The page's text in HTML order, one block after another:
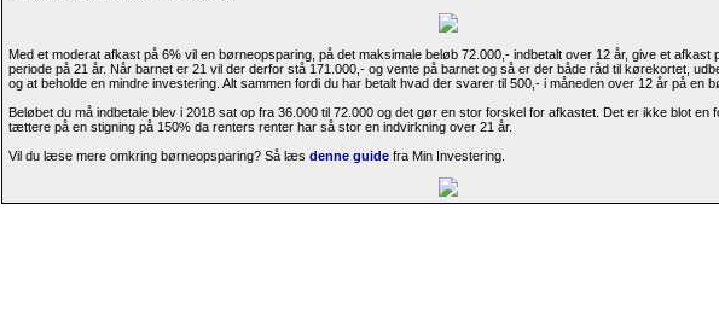
Med et moderat afkast på 6% vil en børneopsparing, på det maksimale beløb 72.000,- indbetalt over 12 år, give et afkast
periode på 21 år. Når barnet er 21 vil der derfor stå 171.000,- og vente på barnet og så er der både råd til kørekortet,
og at beholde en mindre investering. Alt sammen fordi du har betalt hvad der svarer til 500,- i måneden over 12 år på en
Beløbet du må indbetale blev i 2018 sat op fra 36.000 til 72.000 og det gør en stor forskel for afkastet. Det er ikke blot en
tættere på en stigning på 150% da renters renter har så stor en indvirkning over 21 år.
Vil du læse mere omkring børneopsparing? Så læs denne guide fra Min Investering.